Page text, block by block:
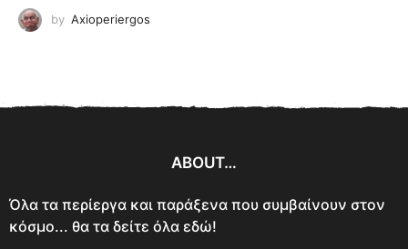
by Axioperiergos
ABOUT…
Όλα τα περίεργα και παράξενα που συμβαίνουν στον
κόσμο... θα τα δείτε όλα εδώ!